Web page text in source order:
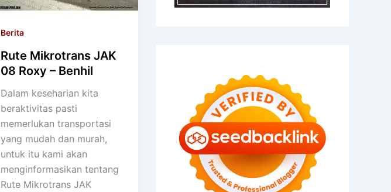
Berita
Rute Mikrotrans JAK
08 Roxy – Benhil
Dalam keseharian kita
beraktivitas pasti
memerlukan transportasi
yang mudah dan murah,
untuk itu kami akan
menginformasikan tentang
Rute Mikrotrans JAK